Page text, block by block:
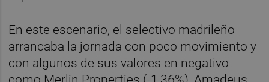
En este escenario, el selectivo madrileño
arrancaba la jornada con poco movimiento y
con algunos de sus valores en negativo